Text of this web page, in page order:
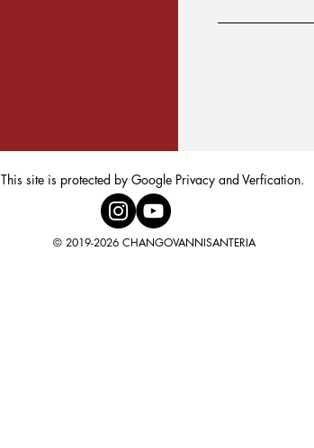
This site is protected by Google Privacy and Verfication.
© 2019-2026 CHANGOVANNISANTERIA